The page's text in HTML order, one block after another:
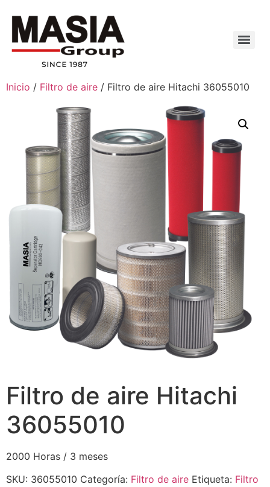
Inicio / Filtro de aire / Filtro de aire Hitachi 36055010
Filtro de aire Hitachi
36055010
2000 Horas / 3 meses
SKU: 36055010 Categoría: Filtro de aire Etiqueta: Filtro